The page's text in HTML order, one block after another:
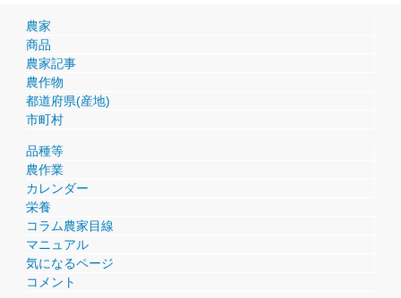
農家
商品
農家記事
農作物
都道府県(産地)
市町村
品種等
農作業
カレンダー
栄養
コラム農家目線
マニュアル
気になるページ
コメント